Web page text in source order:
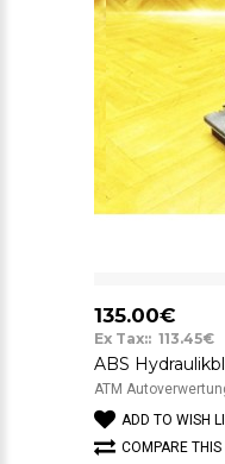
135.00€
Ex Tax:: 113.45€
ATM
ADD TO WISH
COMPARE